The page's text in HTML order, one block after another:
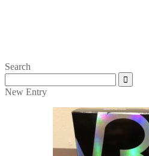
Search
New Entry